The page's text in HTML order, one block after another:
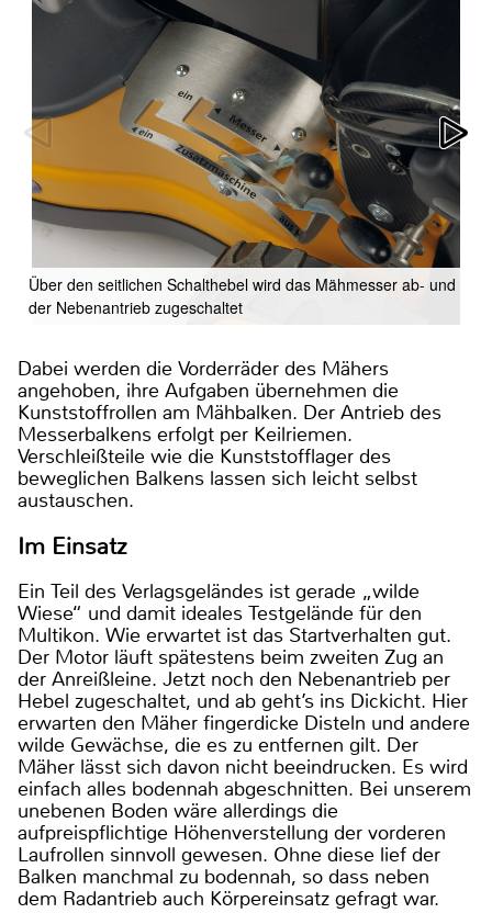
Über den seitlichen Schalthebel wird das Mähmesser ab- und
der Nebenantrieb zugeschaltet
Dabei werden die Vorderräder des Mähers
angehoben, ihre Aufgaben übernehmen die
Kunststoffrollen am Mähbalken. Der Antrieb des
Messerbalkens erfolgt per Keilriemen.
Verschleißteile wie die Kunststofflager des
beweglichen Balkens lassen sich leicht selbst
austauschen.
Im Einsatz
Ein Teil des Verlagsgeländes ist gerade „wilde
Wiese“ und damit ideales Testgelände für den
Multikon. Wie erwartet ist das Startverhalten gut.
Der Motor läuft spätestens beim zweiten Zug an
der Anreißleine. Jetzt noch den Nebenantrieb per
Hebel zugeschaltet, und ab geht’s ins Dickicht. Hier
erwarten den Mäher fingerdicke Disteln und andere
wilde Gewächse, die es zu entfernen gilt. Der
Mäher lässt sich davon nicht beeindrucken. Es wird
einfach alles bodennah abgeschnitten. Bei unserem
unebenen Boden wäre allerdings die
aufpreispflichtige Höhenverstellung der vorderen
Laufrollen sinnvoll gewesen. Ohne diese lief der
Balken manchmal zu bodennah, so dass neben
dem Radantrieb auch Körpereinsatz gefragt war.